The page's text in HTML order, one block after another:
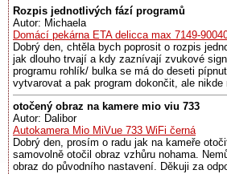
Rozpis jednotlivých fází programů
Autor: Michaela
Domácí pekárna ETA delicca max 7149-
Dobrý den, chtěla bych poprosit o rozpis
jak dlouho trvají a kdy zaznívají zvukové
programu rohlík/ bulka se má do deseti
vytvarovat a pak program dokončit, ale nikde
otočený obraz na kamere mio viu 733
Autor: Dalibor
Autokamera Mio MiVue 733 WiFi černá
Dobrý den, prosím o radu jak na kameře
samovolně otočil obraz vzhůru nohama.
obraz do původního nastavení. Děkuji za